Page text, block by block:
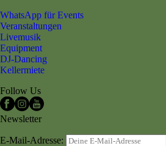
WhatsApp für Events
Veranstaltungen
Livemusik
Equipment
DJ-Dancing
Kellermiete
Follow Us
Newsletter
E-Mail-Adresse: